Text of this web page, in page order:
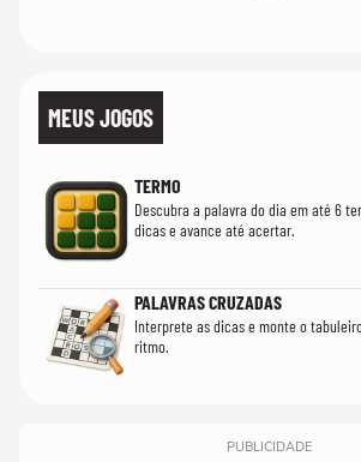
MEUS JOGOS
TERMO
Descubra a palavra do dia em até 6
dicas e avance até acertar.
PALAVRAS CRUZADAS
Interprete as dicas e monte o
ritmo.
PUBLICIDADE